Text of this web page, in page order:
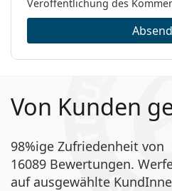
Veröffentlichung des
Von Kunden
98%ige Zufriedenheit von
16089 Bewertungen.
auf ausgewählte